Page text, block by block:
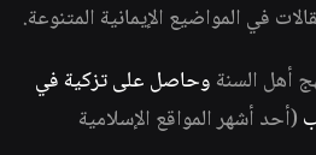
في المواضيع الإيمانية المتنوعة.
أهل السنة وحاصل على تزكية في
(أحد أشهر المواقع الإسلامية